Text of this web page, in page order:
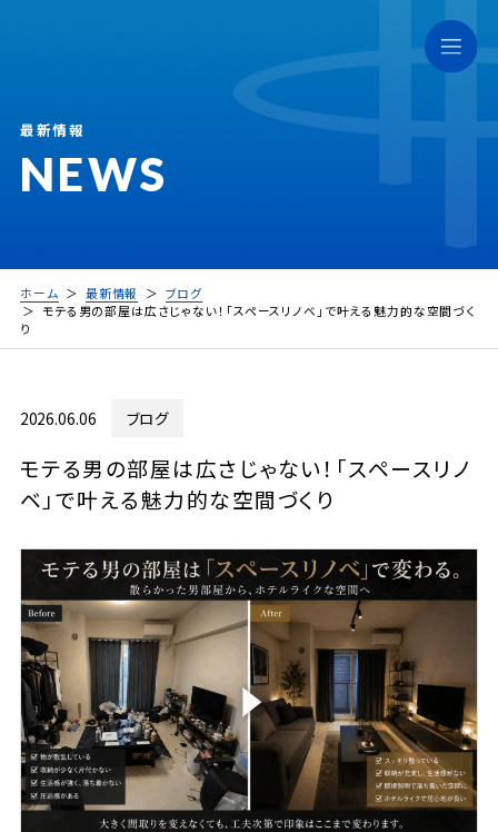
NEWS
最新情報
ホーム 最新情報
ブログ
モテる男の部屋は広さじゃない！「スペースリノベ」で叶える魅力的な空間づく
り
2026.06.06 ブログ
モテる男の部屋は広さじゃない！「スペースリノ
ベ」で叶える魅力的な空間づくり